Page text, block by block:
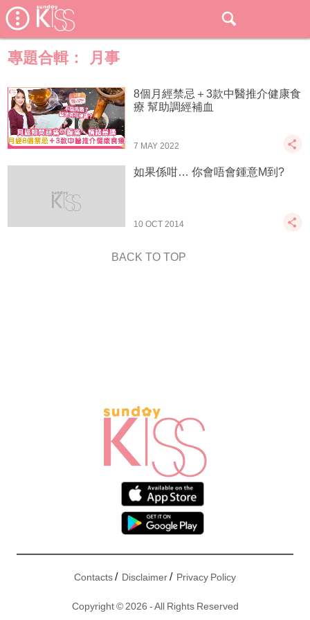
專題合輯： 月事
8個月經禁忌＋3款中醫推介健康食
療 幫助調經補血
7 MAY 2022
如果係咁… 你會唔會鍾意M到?
10 OCT 2014
BACK TO TOP
Contacts/ Disclaimer/ Privacy Policy
Copyright © 2026 - All Rights Reserved